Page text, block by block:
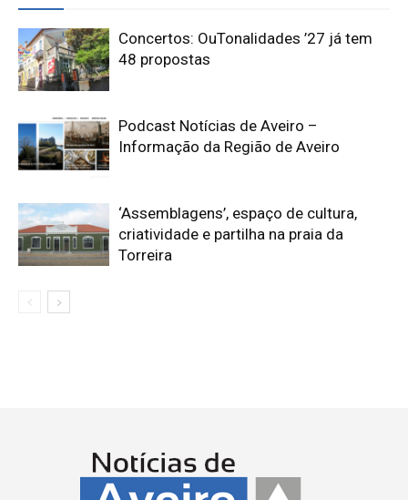
Concertos: OuTonalidades ’27 já tem
48 propostas
Podcast Notícias de Aveiro –
Informação da Região de Aveiro
‘Assemblagens’, espaço de cultura,
criatividade e partilha na praia da
Torreira